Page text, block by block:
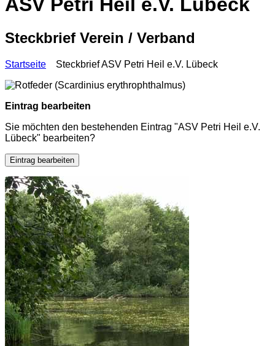
ASV Petri Heil e.V. Lübeck
Steckbrief Verein / Verband
Startseite Steckbrief ASV Petri Heil e.V. Lübeck
Eintrag bearbeiten
Sie möchten den bestehenden Eintrag "ASV Petri Heil e.V.
Lübeck" bearbeiten?
Eintrag bearbeiten